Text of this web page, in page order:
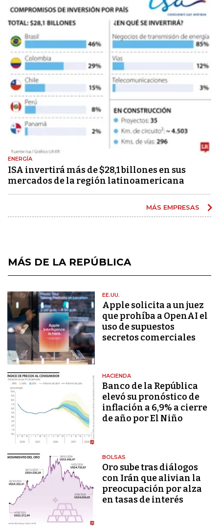
ENERGÍA
ISA invertirá más de $28,1 billones en sus
mercados de la región latinoamericana
MÁS EMPRESAS
MÁS DE LA REPÚBLICA
EE.UU.
Apple solicita a un juez
que prohíba a OpenAI el
uso de supuestos
secretos comerciales
HACIENDA
Banco de la República
elevó su pronóstico de
inflación a 6,9% a cierre
de año por El Niño
BOLSAS
Oro sube tras diálogos
con Irán que alivian la
preocupación por alza
en tasas de interés